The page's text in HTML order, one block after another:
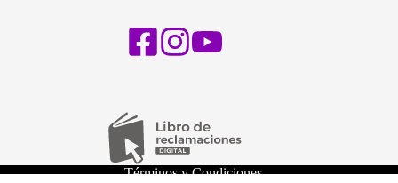
Términos y Condiciones